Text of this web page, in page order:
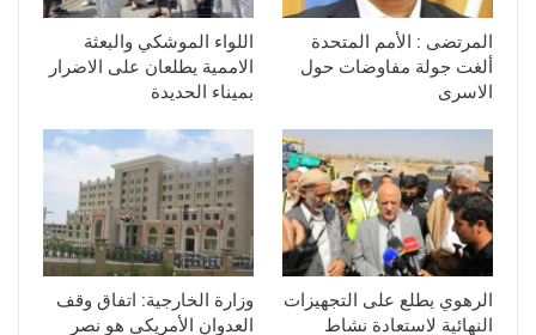
المرتضى : الأمم المتحدة
ألغت جولة مفاوضات حول
الاسرى
اللواء الموشكي والبعثة
الاممية يطلعان على الاضرار
بميناء الحديدة
الرهوي يطلع على التجهيزات
النهائية لاستعادة نشاط
وزارة الخارجية: اتفاق وقف
العدوان الأمريكي هو نصر